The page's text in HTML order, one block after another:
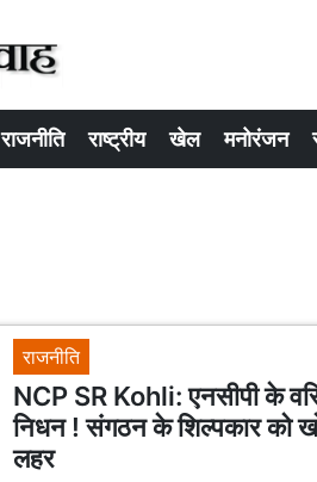
राजनीति राष्ट्रीय खेल मनोरंजन
राजनीति
NCP SR Kohli: एनसीपी के
निधन ! संगठन के शिल्पकार को
लहर